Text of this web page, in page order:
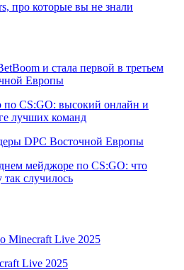
про которые вы не знали
и стала первой в третьем
Европы
CS:GO: высокий онлайн и
лучших команд
DPC Восточной Европы
мейджоре по CS:GO: что
случилось
Minecraft Live 2025
Live 2025